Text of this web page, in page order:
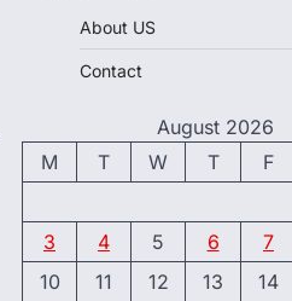
About US
Contact
August 2026
M
T W T F
3 4 5 6
7
10
11 12 13 14